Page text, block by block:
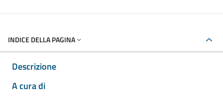
INDICE DELLA PAGINA
Descrizione
A cura di